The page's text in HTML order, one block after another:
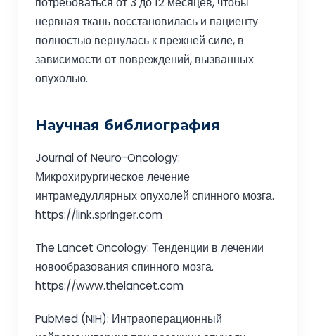
нервная ткань восстановилась и пациенту
полностью вернулась к прежней силе, в
зависимости от повреждений, вызванных
опухолью.
Научная библиография
Journal of Neuro-Oncology:
Микрохирургическое лечение
интрамедуллярных опухолей спинного мозга.
https://link.springer.com
The Lancet Oncology: Тенденции в лечении
новообразования спинного мозга.
https://www.thelancet.com
PubMed (NIH): Интраоперационный